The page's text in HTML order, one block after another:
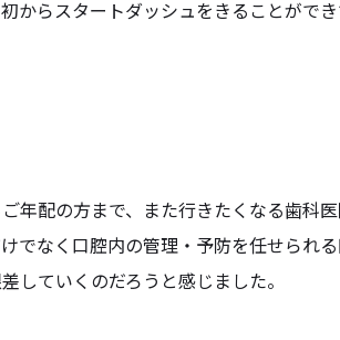
からスタートダッシュをきることができ
年配の方まで、また行きたくなる歯科
でなく口腔内の管理・予防を任せられ
していくのだろうと感じました。